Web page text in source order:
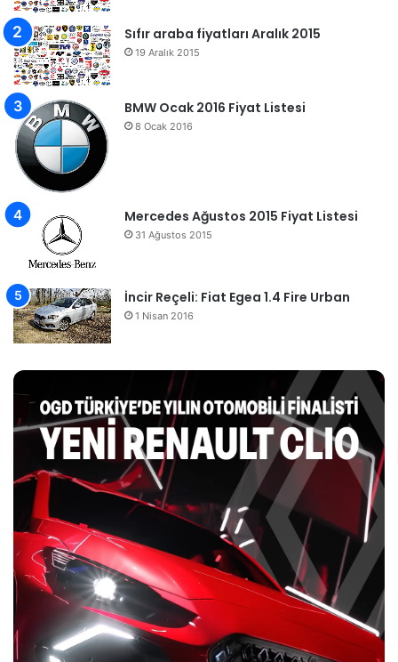
Sıfır araba fiyatları Aralık 2015
19 Aralık 2015
BMW Ocak 2016 Fiyat Listesi
8 Ocak 2016
Mercedes Ağustos 2015 Fiyat Listesi
31 Ağustos 2015
İncir Reçeli: Fiat Egea 1.4 Fire Urban
1 Nisan 2016